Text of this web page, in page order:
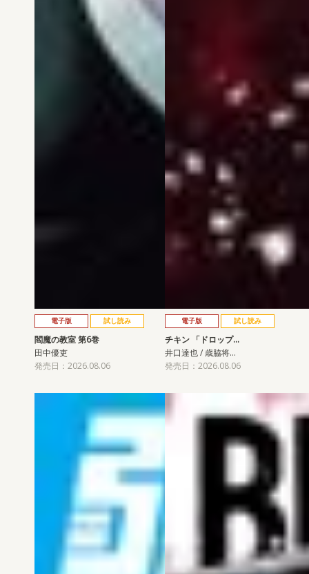
電子版 試し読み
閻魔の教室 第6巻
田中優吏
発売日：2026.08.06
電子版 試し読み
チキン 「ドロップ…
井口達也 / 歳脇将…
発売日：2026.08.06